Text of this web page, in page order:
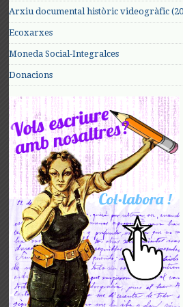
Arxiu documental històric videogràfic
Ecoxarxes
Moneda Social-Integralces
Donacions